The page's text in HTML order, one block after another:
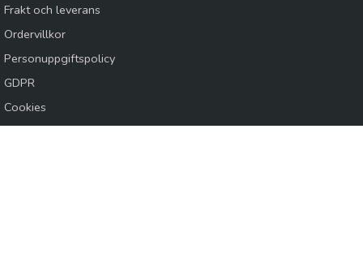
Frakt och leverans
Ordervillkor
Personuppgiftspolicy
GDPR
Cookies